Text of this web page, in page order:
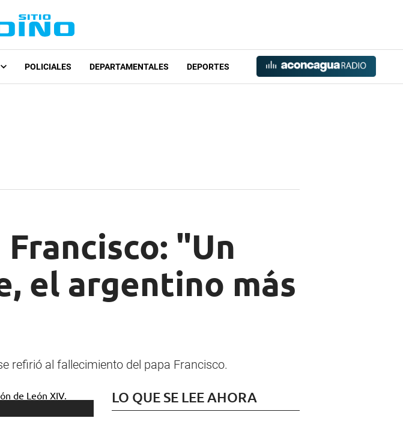
POLICIALES DEPARTAMENTALES DEPORTES
"Un
el argentino más
refirió al fallecimiento del papa Francisco.
LO QUE SE LEE AHORA